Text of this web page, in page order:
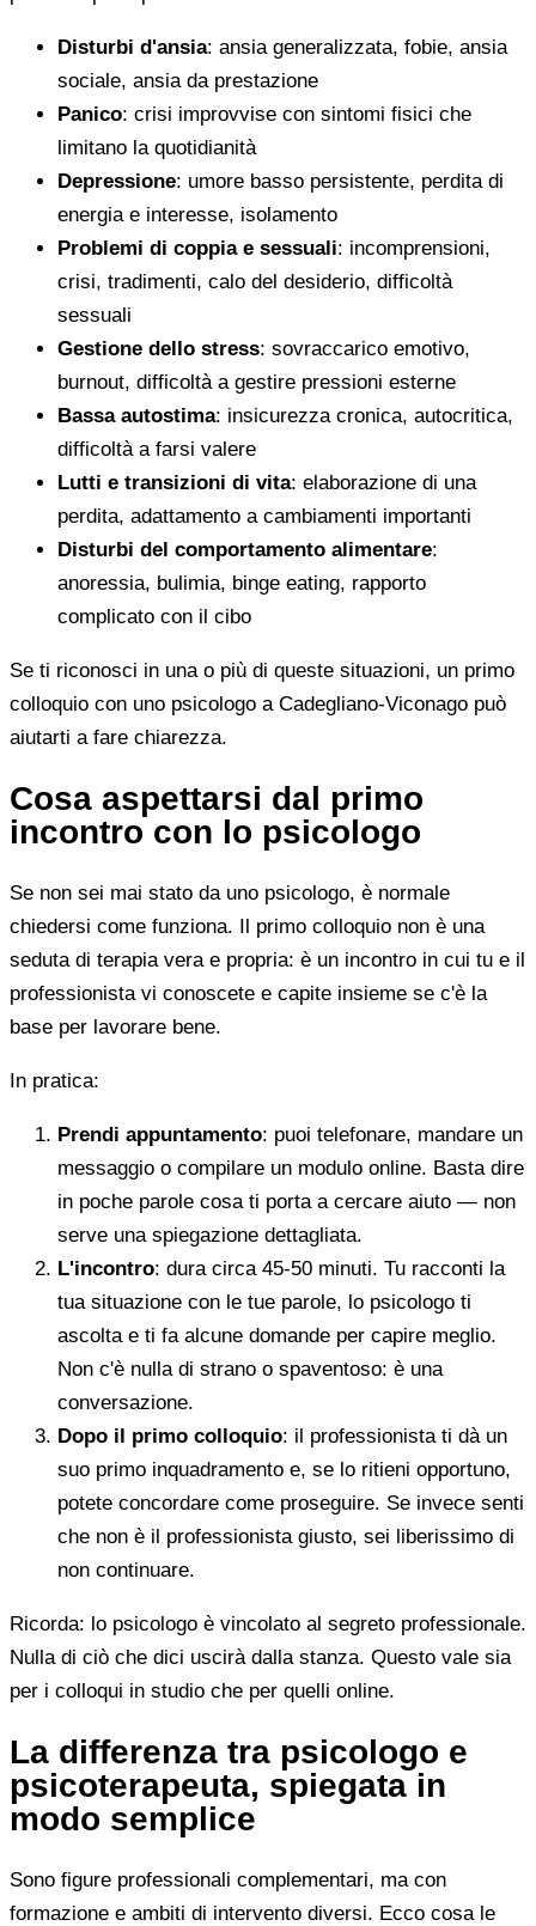
Disturbi d'ansia: ansia generalizzata, fobie, ansia
sociale, ansia da prestazione
Panico: crisi improvvise con sintomi fisici che
limitano la quotidianità
Depressione: umore basso persistente, perdita di
energia e interesse, isolamento
Problemi di coppia e sessuali: incomprensioni,
crisi, tradimenti, calo del desiderio, difficoltà
sessuali
Gestione dello stress: sovraccarico emotivo,
burnout, difficoltà a gestire pressioni esterne
Bassa autostima: insicurezza cronica, autocritica,
difficoltà a farsi valere
Lutti e transizioni di vita: elaborazione di una
perdita, adattamento a cambiamenti importanti
Disturbi del comportamento alimentare:
anoressia, bulimia, binge eating, rapporto
complicato con il cibo
Se ti riconosci in una o più di queste situazioni, un primo
colloquio con uno psicologo a Cadegliano-Viconago può
aiutarti a fare chiarezza.
Cosa aspettarsi dal primo
incontro con lo psicologo
Se non sei mai stato da uno psicologo, è normale
chiedersi come funziona. Il primo colloquio non è una
seduta di terapia vera e propria: è un incontro in cui tu e il
professionista vi conoscete e capite insieme se c'è la
base per lavorare bene.
In pratica:
Prendi appuntamento: puoi telefonare, mandare un
messaggio o compilare un modulo online. Basta dire
in poche parole cosa ti porta a cercare aiuto — non
serve una spiegazione dettagliata.
L'incontro: dura circa 45-50 minuti. Tu racconti la
tua situazione con le tue parole, lo psicologo ti
ascolta e ti fa alcune domande per capire meglio.
Non c'è nulla di strano o spaventoso: è una
conversazione.
Dopo il primo colloquio: il professionista ti dà un
suo primo inquadramento e, se lo ritieni opportuno,
potete concordare come proseguire. Se invece senti
che non è il professionista giusto, sei liberissimo di
non continuare.
Ricorda: lo psicologo è vincolato al segreto professionale.
Nulla di ciò che dici uscirà dalla stanza. Questo vale sia
per i colloqui in studio che per quelli online.
La differenza tra psicologo e
psicoterapeuta, spiegata in
modo semplice
Sono figure professionali complementari, ma con
formazione e ambiti di intervento diversi. Ecco cosa le